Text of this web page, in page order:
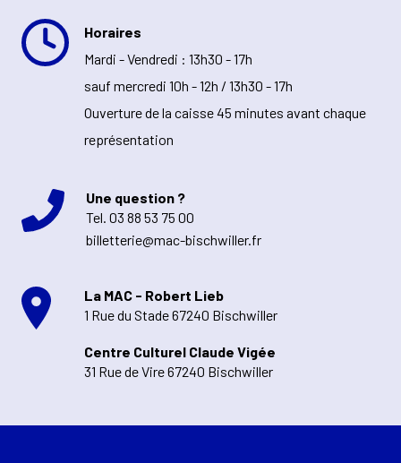
Horaires
Mardi - Vendredi : 13h30 - 17h
sauf mercredi 10h - 12h / 13h30 - 17h
Ouverture de la caisse 45 minutes avant chaque
représentation
Une question ?
Tel. 03 88 53 75 00
billetterie@mac-bischwiller.fr
La MAC - Robert Lieb
1 Rue du Stade 67240 Bischwiller
Centre Culturel Claude Vigée
31 Rue de Vire 67240 Bischwiller